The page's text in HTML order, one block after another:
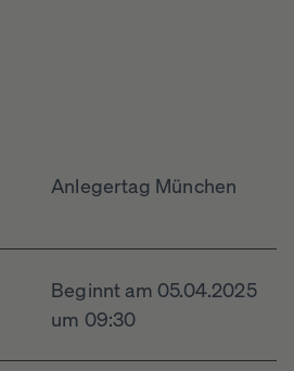
Anlegertag München
Beginnt am 05.04.2025
um 09:30